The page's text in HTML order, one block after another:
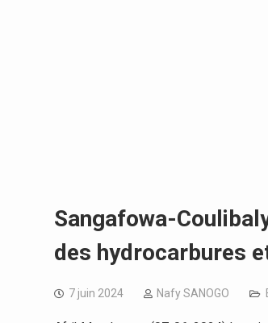
Sangafowa-
des hydrocarbures
7 juin 2024 Nafy SANOGO